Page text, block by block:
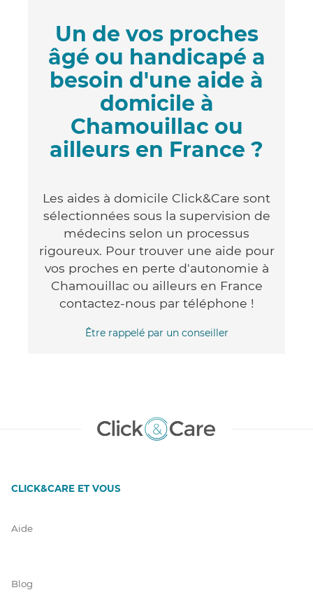
Un de vos proches
âgé ou handicapé a
besoin d'une aide à
domicile à
Chamouillac ou
ailleurs en France ?
Les aides à domicile Click&Care sont
sélectionnées sous la supervision de
médecins selon un processus
rigoureux. Pour trouver une aide pour
vos proches en perte d'autonomie à
Chamouillac ou ailleurs en France
contactez-nous par téléphone !
Être rappelé par un conseiller
CLICK&CARE ET VOUS
Aide
Blog